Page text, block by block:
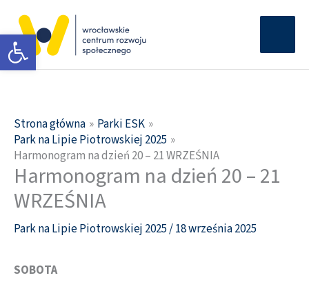
Otwórz pasek narzędzi
treści
Strona główna
Parki ESK
Park na Lipie Piotrowskiej 2025
Harmonogram na dzień 20 – 21 WRZEŚNIA
Harmonogram na dzień 20 – 21
WRZEŚNIA
Park na Lipie Piotrowskiej 2025/18 września 2025
SOBOTA